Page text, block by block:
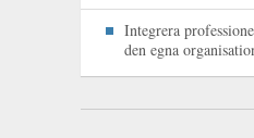
Integrera
den egna